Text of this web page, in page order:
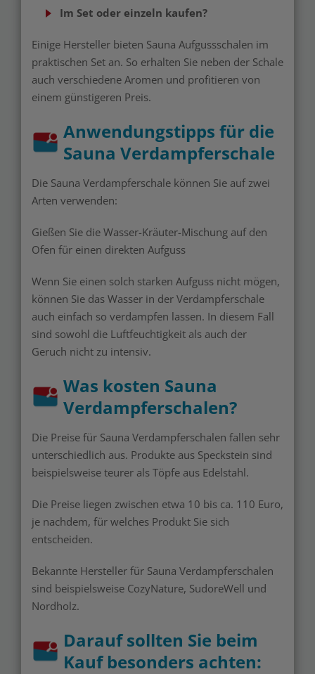
Im Set oder einzeln kaufen?
Einige Hersteller bieten Sauna Aufgussschalen im
praktischen Set an. So erhalten Sie neben der Schale
auch verschiedene Aromen und profitieren von
einem günstigeren Preis.
Anwendungstipps für die
Sauna Verdampferschale
Die Sauna Verdampferschale können Sie auf zwei
Arten verwenden:
Gießen Sie die Wasser-Kräuter-Mischung auf den
Ofen für einen direkten Aufguss
Wenn Sie einen solch starken Aufguss nicht mögen,
können Sie das Wasser in der Verdampferschale
auch einfach so verdampfen lassen. In diesem Fall
sind sowohl die Luftfeuchtigkeit als auch der
Geruch nicht zu intensiv.
Was kosten Sauna
Verdampferschalen?
Die Preise für Sauna Verdampferschalen fallen sehr
unterschiedlich aus. Produkte aus Speckstein sind
beispielsweise teurer als Töpfe aus Edelstahl.
Die Preise liegen zwischen etwa 10 bis ca. 110 Euro,
je nachdem, für welches Produkt Sie sich
entscheiden.
Bekannte Hersteller für Sauna Verdampferschalen
sind beispielsweise CozyNature, SudoreWell und
Nordholz.
Darauf sollten Sie beim
Kauf besonders achten: